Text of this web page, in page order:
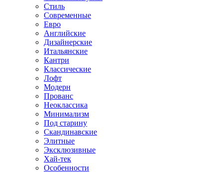
Стиль
Современные
Евро
Английские
Дизайнерские
Итальянские
Кантри
Классические
Лофт
Модерн
Прованс
Неоклассика
Минимализм
Под старину
Скандинавские
Элитные
Эксклюзивные
Хай-тек
Особенности